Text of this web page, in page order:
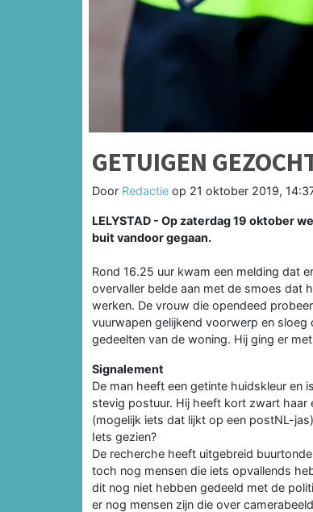
GETUIGEN
Door Redactie op 21 oktober 2019,
LELYSTAD - Op zaterdag 19 oktober
buit vandoor gegaan.
Rond 16.25 uur kwam een melding dat
overvaller belde aan met de smoes dat
werken. De vrouw die opendeed
vuurwapen gelijkend voorwerp en
gedeelten van de woning. Hij ging er
Signalement
De man heeft een getinte huidskleur en
stevig postuur. Hij heeft kort zwart haar
(mogelijk iets dat lijkt op een postNL-
Iets gezien?
De recherche heeft uitgebreid
toch nog mensen die iets opvallends
dit nog niet hebben gedeeld met de
er nog mensen zijn die over